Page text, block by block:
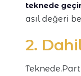
teknede
asıl değeri
2.